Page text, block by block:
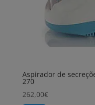
Aspirador de
270
262,00€